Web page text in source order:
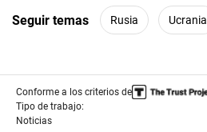
Seguir temas Rusia Ucrania
Conforme a los criterios de
Tipo de trabajo:
Noticias